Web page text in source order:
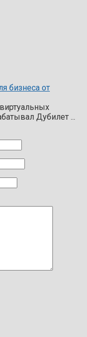
бизнеса от
Дубилет ...